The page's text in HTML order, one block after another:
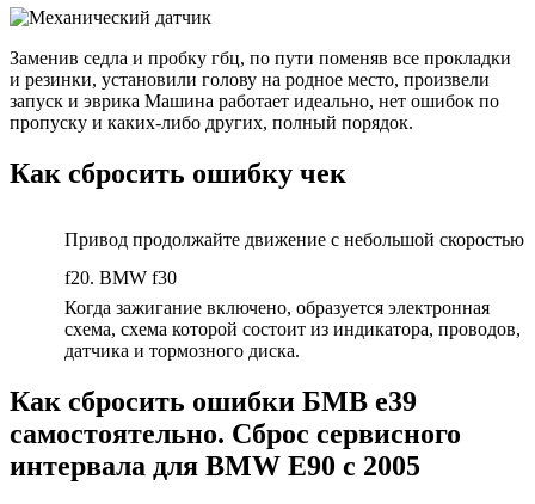
Заменив седла и пробку гбц, по пути поменяв все прокладки
и резинки, установили голову на родное место, произвели
запуск и эврика Машина работает идеально, нет ошибок по
пропуску и каких-либо других, полный порядок.
Как сбросить ошибку чек
Привод продолжайте движение с небольшой скоростью
f20. BMW f30
Когда зажигание включено, образуется электронная
схема, схема которой состоит из индикатора, проводов,
датчика и тормозного диска.
Как сбросить ошибки БМВ е39
самостоятельно. Сброс сервисного
интервала для BMW E90 с 2005